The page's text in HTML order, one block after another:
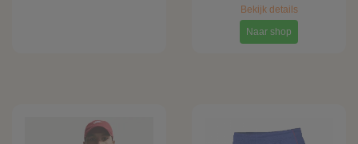
Bekijk details
Naar shop